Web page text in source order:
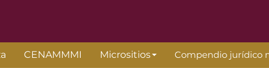
CENAMMMI Micrositios Compendio jurídico